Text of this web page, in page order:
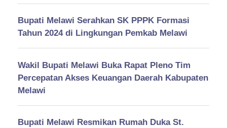
Bupati Melawi Serahkan SK PPPK Formasi
Tahun 2024 di Lingkungan Pemkab Melawi
Wakil Bupati Melawi Buka Rapat Pleno Tim
Percepatan Akses Keuangan Daerah Kabupaten
Melawi
Bupati Melawi Resmikan Rumah Duka St.